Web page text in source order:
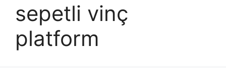
sepetli vinç
platform